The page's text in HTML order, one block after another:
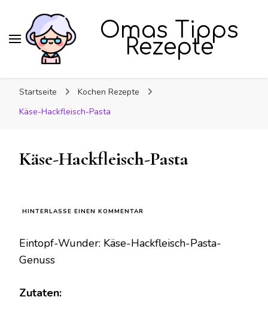
Omas Tipps
Rezepte
Startseite
Kochen Rezepte
Käse-Hackfleisch-Pasta
Käse-Hackfleisch-Pasta
HINTERLASSE EINEN KOMMENTAR
PASTA
Eintopf-Wunder: Käse-Hackfleisch-Pasta-
Genuss
Zutaten: